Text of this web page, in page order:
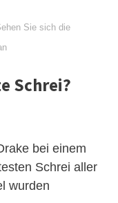
Sie sich die
Schrei?
bei einem
Schrei aller
wurden